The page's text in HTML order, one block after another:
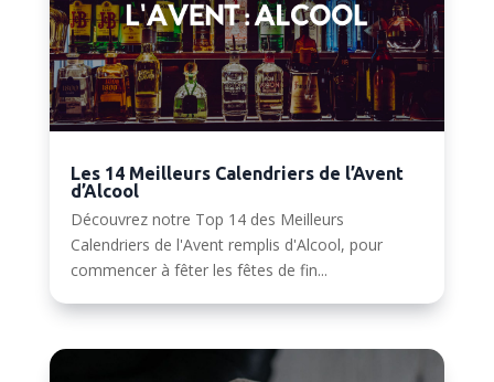
Les 14 Meilleurs Calendriers de l’Avent
d’Alcool
Découvrez notre Top 14 des Meilleurs
Calendriers de l'Avent remplis d'Alcool, pour
commencer à fêter les fêtes de fin...